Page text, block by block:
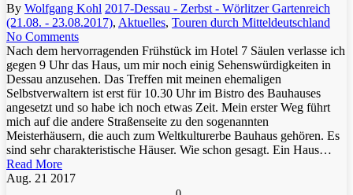
By Wolfgang Kohl 2017-Dessau - Zerbst - Wörlitzer Gartenreich
(21.08. - 23.08.2017), Aktuelles, Touren durch Mitteldeutschland
No Comments
Nach dem hervorragenden Frühstück im Hotel 7 Säulen verlasse ich
gegen 9 Uhr das Haus, um mir noch einig Sehenswürdigkeiten in
Dessau anzusehen. Das Treffen mit meinen ehemaligen
Selbstverwaltern ist erst für 10.30 Uhr im Bistro des Bauhauses
angesetzt und so habe ich noch etwas Zeit. Mein erster Weg führt
mich auf die andere Straßenseite zu den sogenannten
Meisterhäusern, die auch zum Weltkulturerbe Bauhaus gehören. Es
sind sehr charakteristische Häuser. Wie schon gesagt. Ein Haus…
Read More
Aug. 21 2017